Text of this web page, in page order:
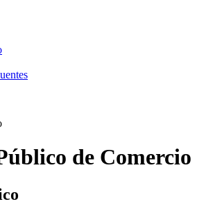
de Comercio